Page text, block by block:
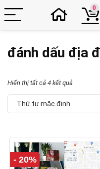
0
đánh dấu địa
Hiển thị tất cả 4 kết quả
Thứ tự mặc định
- 20%